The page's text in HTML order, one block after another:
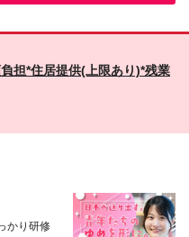
平均引き上げ率：約4％ ■年平
、浦安市、流山市） ■神奈川
ケ崎市） ■大阪（大阪市） (変
担*住居提供(上限あり)*残業
かり研修